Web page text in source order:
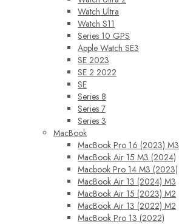
Watch Ultra
Watch S11
Series 10 GPS
Apple Watch SE3
SE 2023
SE 2 2022
SE
Series 8
Series 7
Series 3
MacBook
MacBook Pro 16 (2023) M3
MacBook Air 15 M3 (2024)
Macbook Pro 14 M3 (2023)
MacBook Air 13 (2024) M3
MacBook Air 15 (2023) M2
MacBook Air 13 (2022) M2
MacBook Pro 13 (2022)